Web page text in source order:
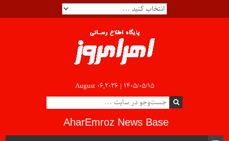
August 06,2026 | ۱۴۰۵/۰۵/۱۵
AharEmroz News Base